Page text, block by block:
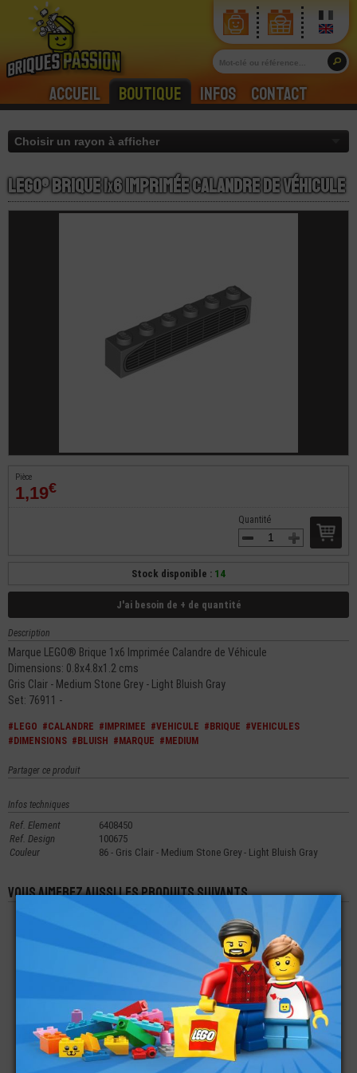
Accueil Boutique Infos Contact
LEGO® Brique 1x6 Imprimée Calandre de Véhicule
Pièce
1,19€
Quantité
Stock disponible : 14
J'ai besoin de + de quantité
Description
Marque LEGO® Brique 1x6 Imprimée Calandre de Véhicule
Dimensions: 0.8x4.8x1.2 cms
Gris Clair - Medium Stone Grey - Light Bluish Gray
Set: 76911 -
#LEGO #CALANDRE #IMPRIMEE #VEHICULE #BRIQUE #VEHICULES
#DIMENSIONS #BLUISH #MARQUE #MEDIUM
Partager ce produit
Infos techniques
Ref. Element
6408450
Ref. Design
100675
Couleur
86 - Gris Clair - Medium Stone Grey - Light Bluish Gray
Vous aimerez aussi les produits suivants
LEGO® BRIQUE
RONDE 1X1 AVEC
SUPPORT SUR LES
CÔTÉS
0,48€
LEGO® BRIQUE 2X4
BISEAUTÉE À
GAUCHE
0,49€
LEGO® BRIQUE TUILE
2X2 - 45°
0,15
LEGO® PLATE 1X1
LEGO® PLATE LISSE
LEGO® ACCESSOIRE